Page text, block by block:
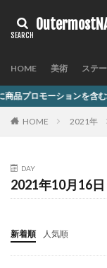
HOME 美術 ステ
含む場合があります
HOME 2021年
DAY
2021年10月16日
新着順 人気順